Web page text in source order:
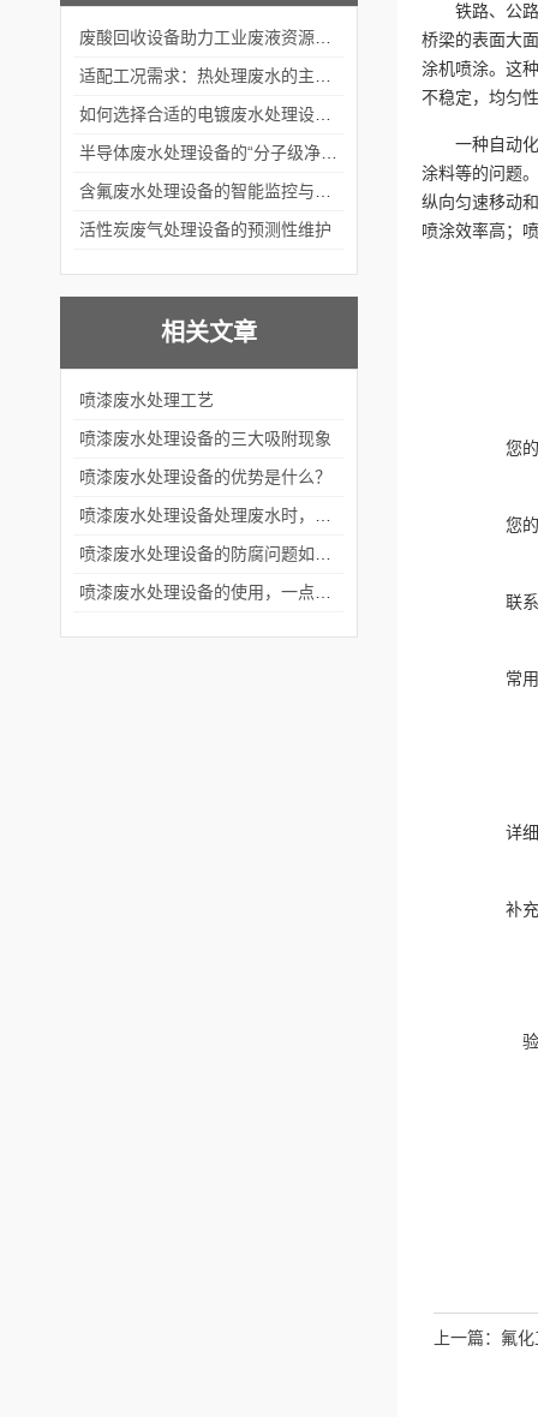
活性炭废气处理设备的预测性维护
相关文章
​喷漆废水处理工艺
喷漆废水处理设备的三大吸附现象
喷漆废水处理设备的优势是什么？
铁路、公
桥梁的表面大
涂机喷涂。这
不稳定，均匀
一种自动
涂料等的问题
纵向匀速移动
喷涂效率高；
您
您
联
常
详
补
上一篇： 氟